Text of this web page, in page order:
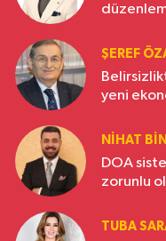
ŞEREF
yeni
NIHAT
DOA
zorunlu
TUBA